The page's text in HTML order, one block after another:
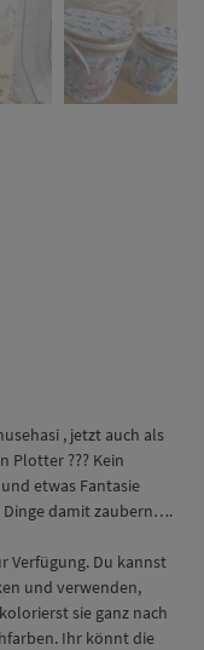
, jetzt auch als
Plotter ??? Kein
etwas Fantasie
damit zaubern….
Verfügung. Du kannst
und verwenden,
sie ganz nach
Ihr könnt die